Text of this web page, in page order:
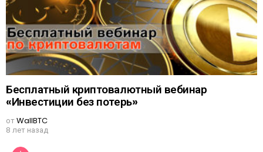
Бесплатный криптовалютный вебинар
«Инвестиции без потерь»
отWallBTC
8 лет назад